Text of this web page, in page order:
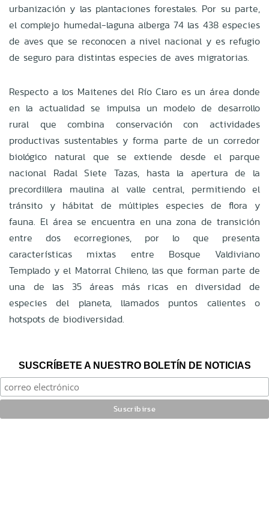
urbanización y las plantaciones forestales. Por su parte,
el complejo humedal-laguna alberga 74 las 438 especies
de aves que se reconocen a nivel nacional y es refugio
de seguro para distintas especies de aves migratorias.
Respecto a los Maitenes del Río Claro es un área donde
en la actualidad se impulsa un modelo de desarrollo
rural que combina conservación con actividades
productivas sustentables y forma parte de un corredor
biológico natural que se extiende desde el parque
nacional Radal Siete Tazas, hasta la apertura de la
precordillera maulina al valle central, permitiendo el
tránsito y hábitat de múltiples especies de flora y
fauna. El área se encuentra en una zona de transición
entre dos ecorregiones, por lo que presenta
características mixtas entre Bosque Valdiviano
Templado y el Matorral Chileno, las que forman parte de
una de las 35 áreas más ricas en diversidad de
especies del planeta, llamados puntos calientes o
hotspots de biodiversidad.
SUSCRÍBETE A NUESTRO BOLETÍN DE NOTICIAS